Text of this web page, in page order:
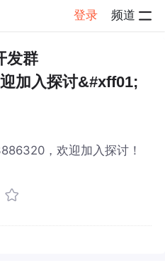
登录 频道
详情
发群
加入探讨&#xff01;
，欢迎加入探讨！